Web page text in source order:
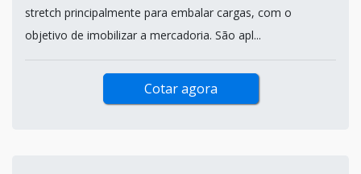
stretch principalmente para embalar cargas, com o
objetivo de imobilizar a mercadoria. São apl...
Cotar agora